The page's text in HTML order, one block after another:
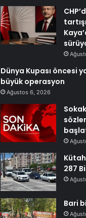
Dünya Kupası öncesi
büyük operasyon
Ağustos 6, 2026
287
Bari